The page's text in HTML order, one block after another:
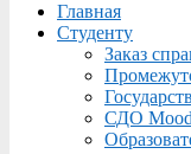
Menu
Главная
Студенту
Заказ
СДО